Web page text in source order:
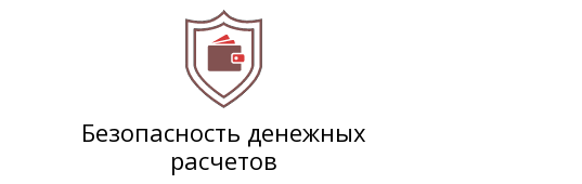
Безопасность денежных
расчетов